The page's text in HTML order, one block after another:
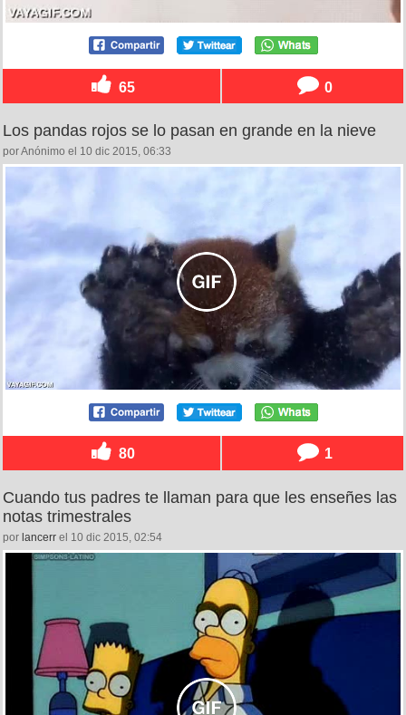
65 0
Los pandas rojos se lo pasan en grande en la nieve
por Anónimo el 10 dic 2015, 06:33
80 1
Cuando tus padres te llaman para que les enseñes las
notas trimestrales
por lancerr el 10 dic 2015, 02:54